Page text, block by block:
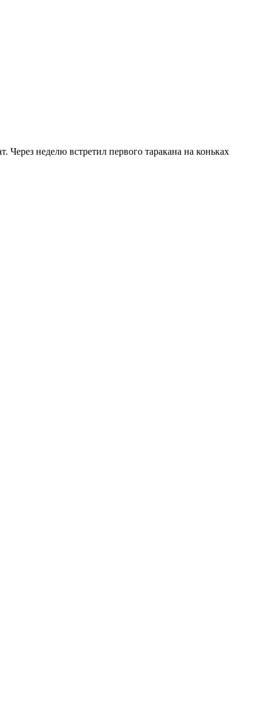
неделю встретил первого таракана на коньках